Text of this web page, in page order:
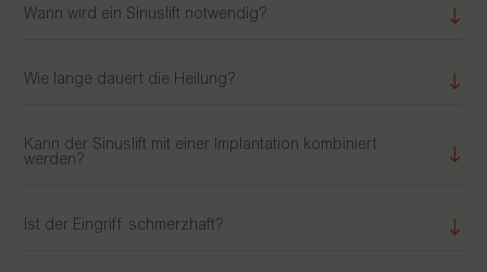
Wann wird ein Sinuslift notwendig?
Wie lange dauert die Heilung?
Kann der Sinuslift mit einer Implantation kombiniert
werden?
Ist der Eingriff schmerzhaft?